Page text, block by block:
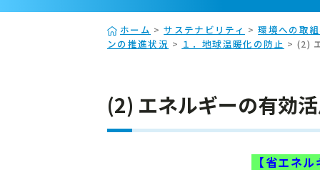
ホーム >サステナビリティ >環境への取
ンの推進状況 > １．地球温暖化の防止 > (2)
(2) エネルギーの有効
【省エネ